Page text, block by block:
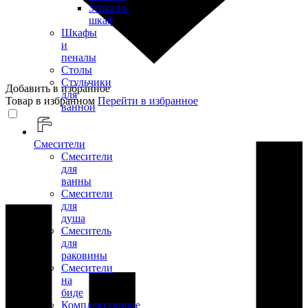
Зеркало-
шкаф
Шкафы
и
пеналы
Столы
Стульчики
для
ванной
Смесители
Смесители
для
ванны
Смесители
для
душа
Смеситель
для
раковины
Смесители
на
биде
Комплектующие
Добавить в избранное
Товар в избранном Перейти в избранное